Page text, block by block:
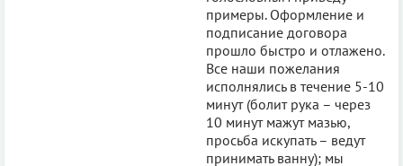
примеры. Оформление и
подписание договора
прошло быстро и отлажено.
Все наши пожелания
исполнялись в течение 5-10
минут (болит рука – через
10 минут мажут мазью,
просьба искупать – ведут
принимать ванну); мы